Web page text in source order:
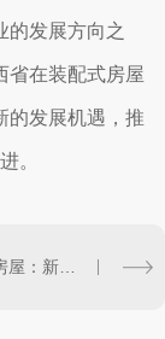
的发展方向之
省在装配式房屋
的发展机遇，推
。
陕西装配式房屋：新型城乡建设创新方向